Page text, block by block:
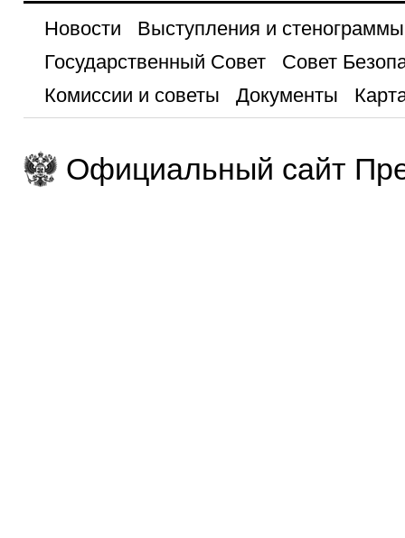
Новости
Выступления и стенограммы
Государственный Совет
Совет
Комиссии и советы
Документы
Официальный сайт